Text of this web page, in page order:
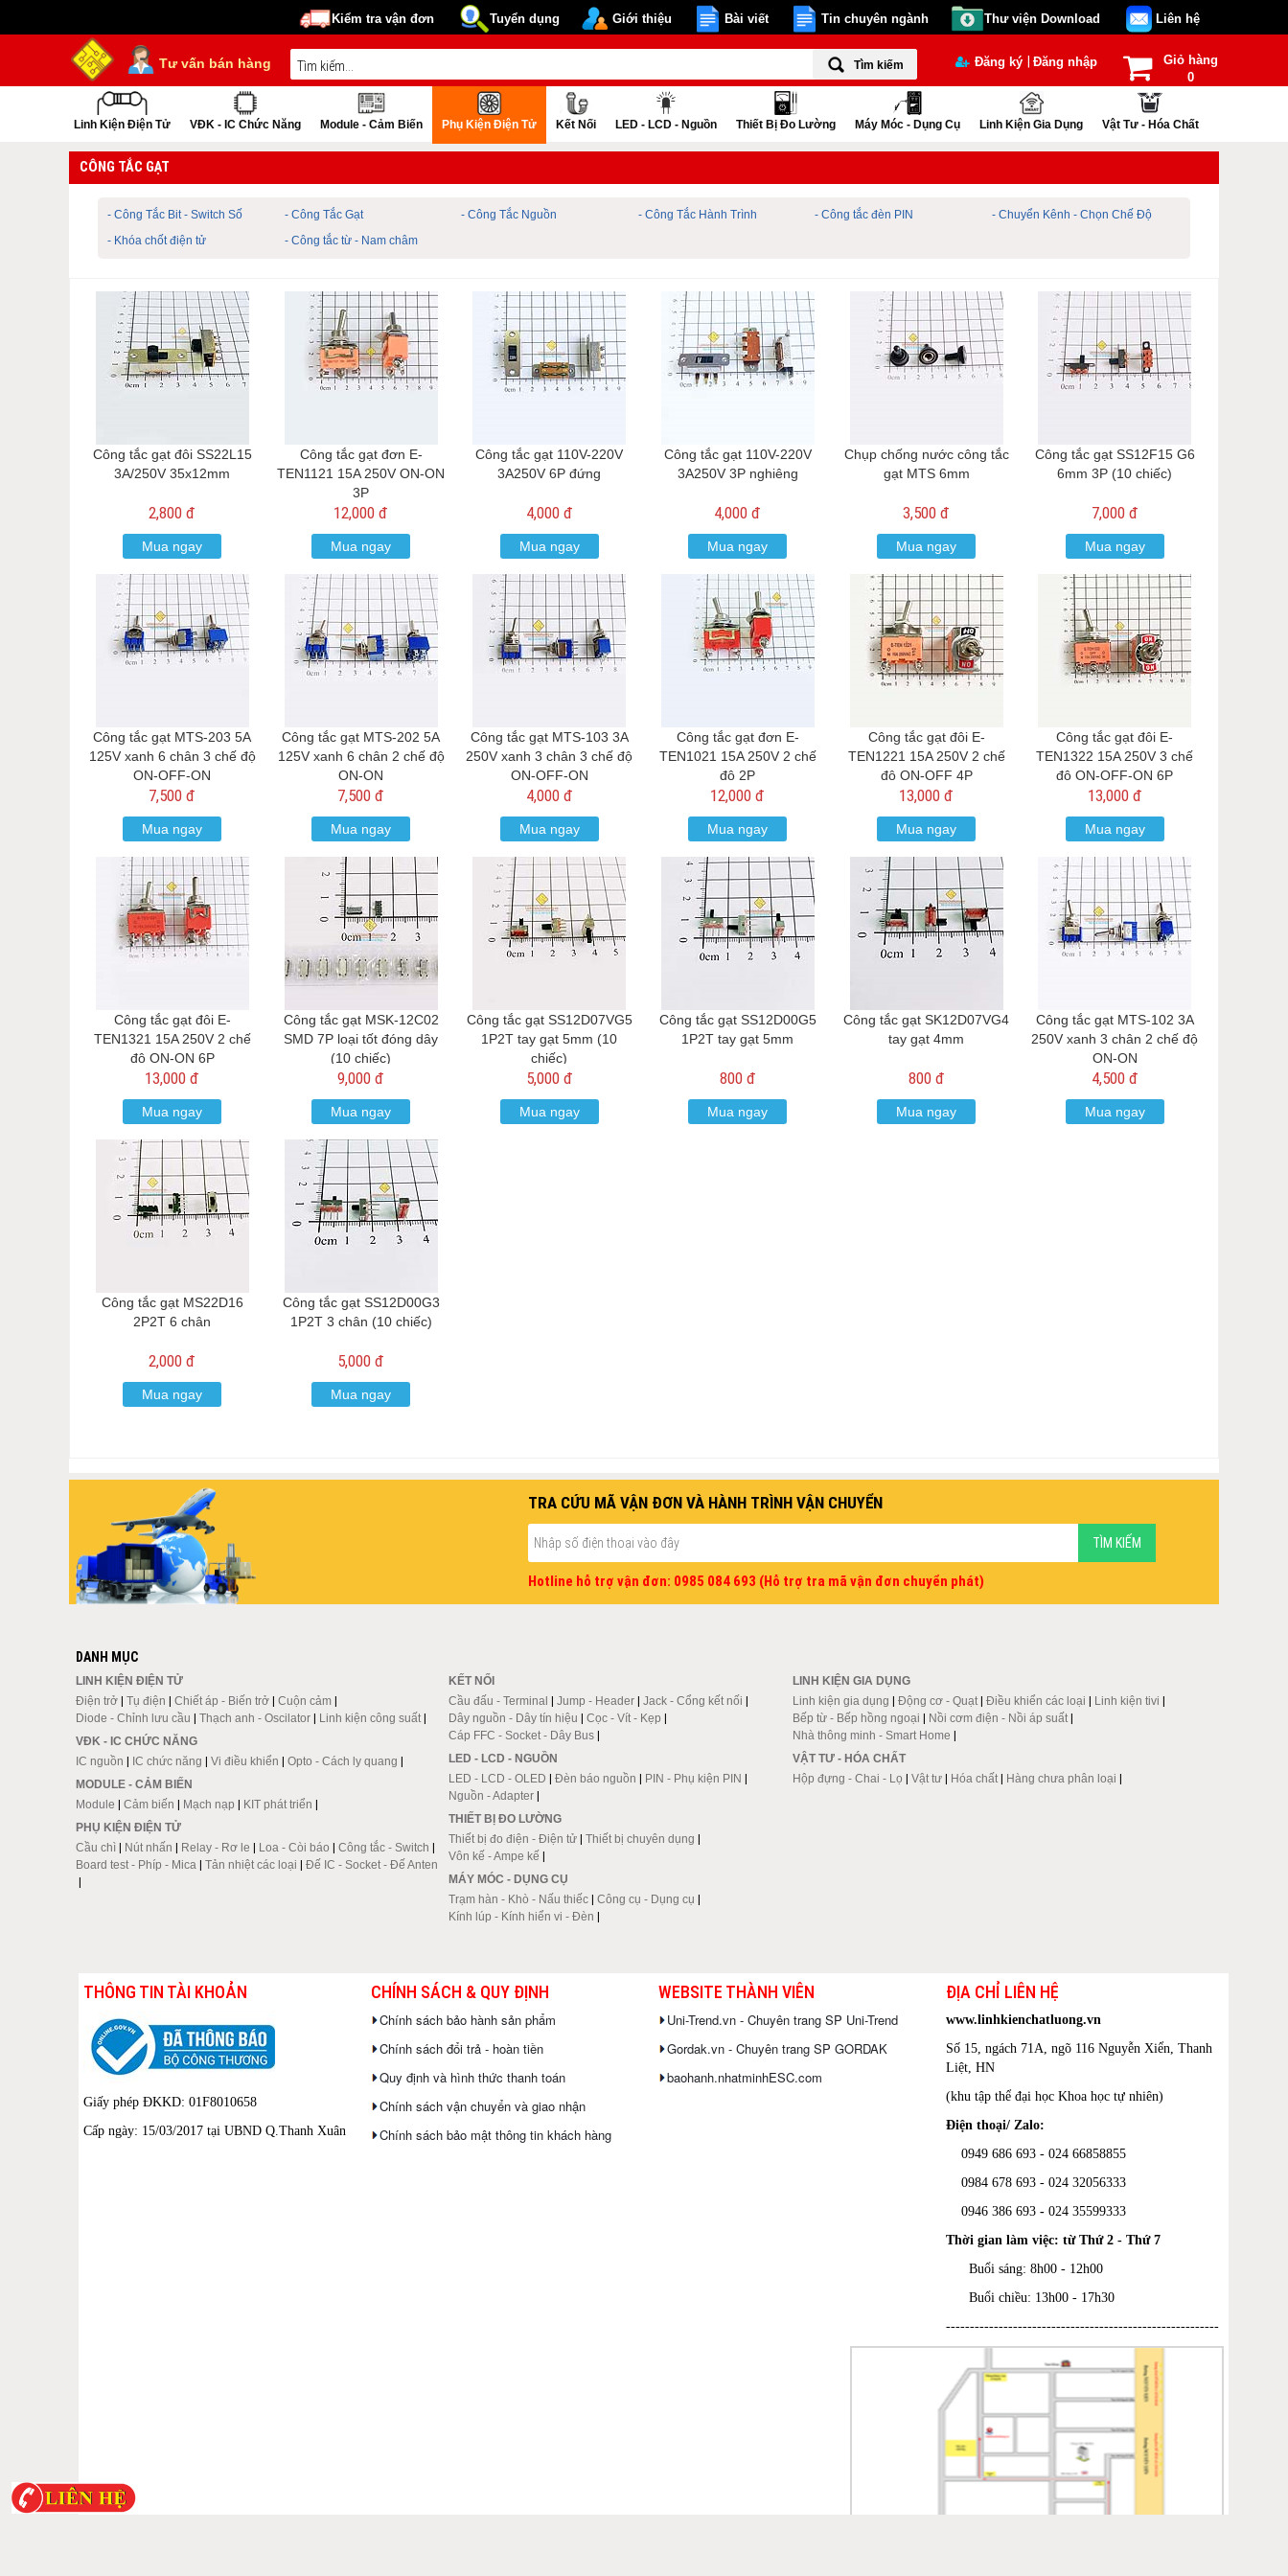
Kiểm tra vận đơn Tuyển dụng Giới thiệu Bài viết Tin chuyên ngành Thư viện Download Liên hệ
Tư vấn bán hàng Tìm kiếm Đăng ký |Đăng nhập
Giỏ hàng
0
Linh Kiện Điện Tử VĐK - IC Chức Năng Module - Cảm Biến Phụ Kiện Điện Tử Kết Nối LED - LCD - Nguồn Thiết Bị Đo Lường Máy Móc - Dụng Cụ Linh Kiện Gia Dụng Vật Tư - Hóa Chất
CÔNG TẮC GẠT
- Công Tắc Bit - Switch Số - Công Tắc Gạt - Công Tắc Nguồn - Công Tắc Hành Trình - Công tắc đèn PIN
- Chuyển Kênh - Chọn Chế Độ
- Khóa chốt điện tử
- Công tắc từ - Nam châm
Công tắc gạt đôi SS22L15
3A/250V 35x12mm
2,800 đ
Mua ngay
Công tắc gạt đơn E-
TEN1121 15A 250V ON-ON
3P
12,000 đ
Mua ngay
Công tắc gạt 110V-220V
3A250V 6P đứng
4,000 đ
Mua ngay
Công tắc gạt 110V-220V
3A250V 3P nghiêng
4,000 đ
Mua ngay
Chụp chống nước công tắc
gạt MTS 6mm
3,500 đ
Mua ngay
Công tắc gạt SS12F15 G6
6mm 3P (10 chiếc)
7,000 đ
Mua ngay
Công tắc gạt MTS-203 5A
125V xanh 6 chân 3 chế độ
ON-OFF-ON
7,500 đ
Mua ngay
Công tắc gạt MTS-202 5A
125V xanh 6 chân 2 chế độ
ON-ON
7,500 đ
Mua ngay
Công tắc gạt MTS-103 3A
250V xanh 3 chân 3 chế độ
ON-OFF-ON
4,000 đ
Mua ngay
Công tắc gạt đơn E-
TEN1021 15A 250V 2 chế
độ 2P
12,000 đ
Mua ngay
Công tắc gạt đôi E-
TEN1221 15A 250V 2 chế
độ ON-OFF 4P
13,000 đ
Mua ngay
Công tắc gạt đôi E-
TEN1322 15A 250V 3 chế
độ ON-OFF-ON 6P
13,000 đ
Mua ngay
Công tắc gạt đôi E-
TEN1321 15A 250V 2 chế
độ ON-ON 6P
13,000 đ
Mua ngay
Công tắc gạt MSK-12C02
SMD 7P loại tốt đóng dây
(10 chiếc)
9,000 đ
Mua ngay
Công tắc gạt SS12D07VG5
1P2T tay gạt 5mm (10
chiếc)
5,000 đ
Mua ngay
Công tắc gạt SS12D00G5
1P2T tay gạt 5mm
800 đ
Mua ngay
Công tắc gạt SK12D07VG4
tay gạt 4mm
800 đ
Mua ngay
Công tắc gạt MTS-102 3A
250V xanh 3 chân 2 chế độ
ON-ON
4,500 đ
Mua ngay
Công tắc gạt MS22D16
2P2T 6 chân
2,000 đ
Mua ngay
Công tắc gạt SS12D00G3
1P2T 3 chân (10 chiếc)
5,000 đ
Mua ngay
TRA CỨU MÃ VẬN ĐƠN VÀ HÀNH TRÌNH VẬN CHUYỂN
Hotline hỗ trợ vận đơn: 0985 084 693 (Hỗ trợ tra mã vận đơn chuyển phát)
DANH MỤC
LINH KIỆN ĐIỆN TỬ
Điện trở| Tụ điện | Chiết áp - Biến trở| Cuộn cảm|
Diode - Chỉnh lưu cầu | Thạch anh - Oscilator| Linh kiện công suất|
VĐK - IC CHỨC NĂNG
IC nguồn | IC chức năng | Vi điều khiển | Opto - Cách ly quang |
MODULE - CẢM BIẾN
Module | Cảm biến | Mạch nạp | KIT phát triển |
PHỤ KIỆN ĐIỆN TỬ
Cầu chì| Nút nhấn | Relay - Rơ le | Loa - Còi báo | Công tắc - Switch |
Board test - Phíp - Mica | Tản nhiệt các loại | Đế IC - Socket - Đế Anten
|
KẾT NỐI
Cầu đấu - Terminal | Jump - Header| Jack - Cổng kết nối |
Dây nguồn - Dây tín hiệu | Cọc - Vít - Kẹp |
Cáp FFC - Socket - Dây Bus|
LED - LCD - NGUỒN
LED - LCD - OLED | Đèn báo nguồn | PIN - Phụ kiện PIN |
Nguồn - Adapter|
THIẾT BỊ ĐO LƯỜNG
Thiết bị đo điện - Điện tử| Thiết bị chuyên dụng |
Vôn kế - Ampe kế |
MÁY MÓC - DỤNG CỤ
Trạm hàn - Khò - Nấu thiếc| Công cụ - Dụng cụ |
Kính lúp - Kính hiển vi - Đèn |
LINH KIỆN GIA DỤNG
Linh kiện gia dụng |Động cơ - Quạt |Điều khiển các loại | Linh kiện tivi |
Bếp từ - Bếp hồng ngoại | Nồi cơm điện - Nồi áp suất |
Nhà thông minh - Smart Home |
VẬT TƯ - HÓA CHẤT
Hộp đựng - Chai - Lọ |Vật tư | Hóa chất | Hàng chưa phân loại |
THÔNG TIN TÀI KHOẢN
Giấy phép ĐKKD: 01F8010658
Cấp ngày: 15/03/2017 tại UBND Q.Thanh Xuân
CHÍNH SÁCH & QUY ĐỊNH
Chính sách bảo hành sản phẩm
Chính sách đổi trả - hoàn tiền
Quy định và hình thức thanh toán
Chính sách vận chuyển và giao nhận
Chính sách bảo mật thông tin khách hàng
WEBSITE THÀNH VIÊN
Uni-Trend.vn - Chuyên trang SP Uni-Trend
Gordak.vn - Chuyên trang SP GORDAK
baohanh.nhatminhESC.com
ĐỊA CHỈ LIÊN HỆ
www.linhkienchatluong.vn
Số 15, ngách 71A, ngõ 116 Nguyễn Xiển, Thanh
Liệt, HN
(khu tập thể đại học Khoa học tự nhiên)
Điện thoại/ Zalo:
0949 686 693 - 024 66858855
0984 678 693 - 024 32056333
0946 386 693 - 024 35599333
Thời gian làm việc: từ Thứ 2 - Thứ 7
Buổi sáng: 8h00 - 12h00
Buổi chiều: 13h00 - 17h30
---------------------------------------------------------